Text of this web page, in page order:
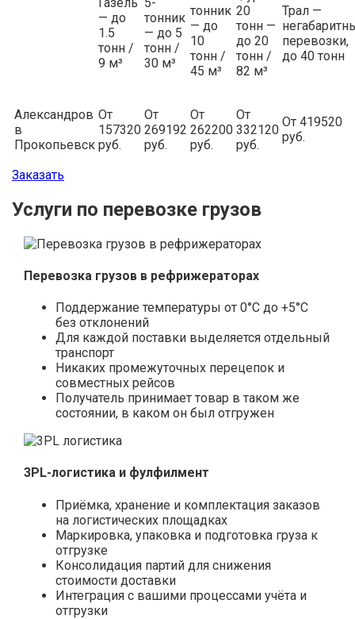
— до
1.5
тонн /
9 м³
тонник
— до 5
тонн /
30 м³
тонник
— до
10
тонн /
45 м³
20
тонн —
до 20
тонн /
82 м³
Трал —
перевозки,
до 40 тонн
Александров
в
Прокопьевск
От
157320
руб.
От
269192
руб.
От
262200
руб.
От
332120
руб.
От 419520
руб.
Заказать
Услуги по перевозке грузов
Перевозка грузов в рефрижераторах
Поддержание температуры от 0°С до +5°С
без отклонений
Для каждой поставки выделяется отдельный
транспорт
Никаких промежуточных перецепок и
совместных рейсов
Получатель принимает товар в таком же
состоянии, в каком он был отгружен
3PL-логистика и фулфилмент
Приёмка, хранение и комплектация заказов
на логистических площадках
Маркировка, упаковка и подготовка груза к
отгрузке
Консолидация партий для снижения
стоимости доставки
Интеграция с вашими процессами учёта и
отгрузки